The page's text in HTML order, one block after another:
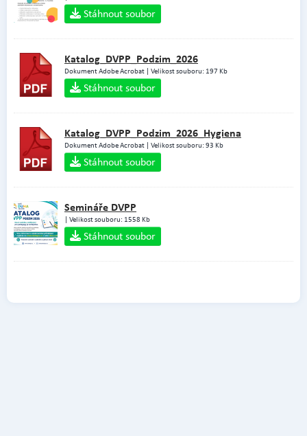
Stáhnout soubor
Katalog_DVPP_Podzim_2026
Dokument Adobe Acrobat | Velikost souboru: 197 Kb
Stáhnout soubor
Katalog_DVPP_Podzim_2026_Hygiena
Dokument Adobe Acrobat | Velikost souboru: 93 Kb
Stáhnout soubor
Semináře DVPP
| Velikost souboru: 1558 Kb
Stáhnout soubor